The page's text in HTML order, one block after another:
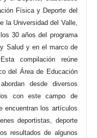
Física y Deporte del
la Universidad del Valle,
30 años del programa
Salud y en el marco de
compilación reúne
del Área de Educación
desde diversos
con este campo de
encuentran los artículos
deportistas, deporte
resultados de algunos